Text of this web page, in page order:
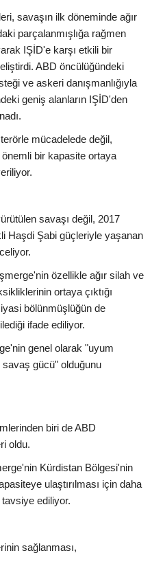
savaşın ilk döneminde ağır
parçalanmışlığa rağmen
IŞİD'e karşı etkili bir
ABD öncülüğündeki
ve askeri danışmanlığıyla
geniş alanların IŞİD'den
mücadelede değil,
bir kapasite ortaya
savaşı değil, 2017
Haşdi Şabi güçleriyle yaşanan
özellikle ağır silah ve
ortaya çıktığı
bölünmüşlüğün de
ifade ediliyor.
genel olarak "uyum
gücü" olduğunu
biri de ABD
oldu.
Kürdistan Bölgesi'nin
ulaştırılması için daha
ediliyor.
sağlanması,